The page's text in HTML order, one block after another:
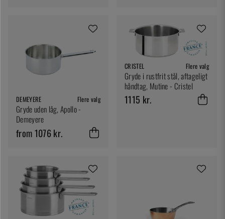
DEMEYERE Flere valg
Gryde uden låg, Apollo -
Demeyere
from 1076 kr.
CRISTEL Flere valg
Gryde i rustfrit stål, aftageligt
håndtag, Mutine - Cristel
1115 kr.